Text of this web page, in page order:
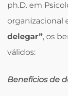
ph.D. em
organizacional
delegar”, os
válidos:
Benefícios de